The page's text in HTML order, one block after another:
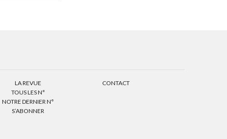
LA REVUE
TOUS LES N°
NOTRE DERNIER N°
S’ABONNER
CONTACT